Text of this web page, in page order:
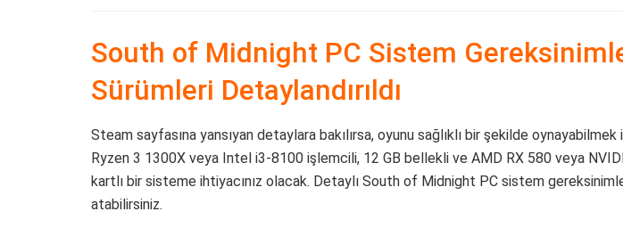
South of Midnight PC Sistem
Sürümleri Detaylandırıldı
Steam sayfasına yansıyan detaylara bakılırsa, oyunu sağlıklı bir şekilde oynayabilmek
Ryzen 3 1300X veya Intel i3-8100 işlemcili, 12 GB bellekli ve AMD RX 580 veya
kartlı bir sisteme ihtiyacınız olacak. Detaylı South of Midnight PC sistem
atabilirsiniz.